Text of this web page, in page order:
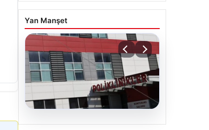
Yan Manşet
05.08.2026